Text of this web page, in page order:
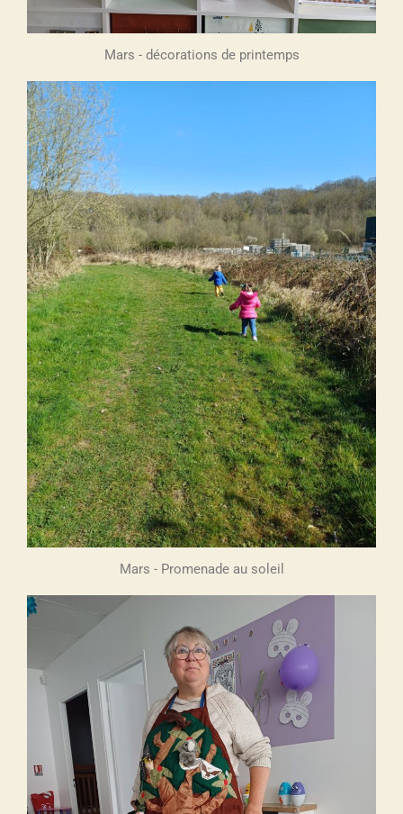
Mars - décorations de printemps
Mars - Promenade au soleil